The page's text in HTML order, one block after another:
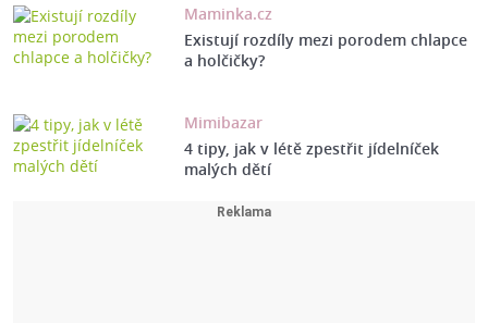
Maminka.cz
Existují rozdíly mezi porodem chlapce
a holčičky?
Mimibazar
4 tipy, jak v létě zpestřit jídelníček
malých dětí